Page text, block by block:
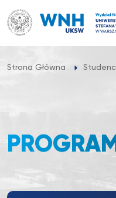
do
treści
Strona Główna